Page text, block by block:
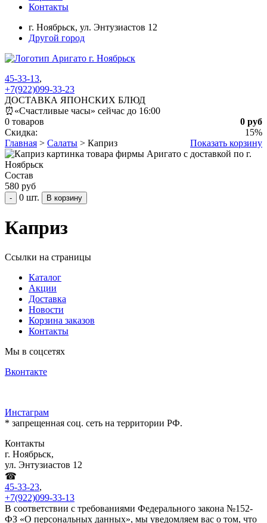
Контакты
г. Ноябрьск, ул. Энтузиастов 12
Другой город
45-33-13,
+7(922)099-33-23
ДОСТАВКА ЯПОНСКИХ БЛЮД
⏰ «Счастливые часы» сейчас до 16:00
0 руб
0 товаров
Скидка:
15%
Показать корзину
Главная > Салаты > Каприз
Состав
580 руб
- 0 шт.
Каприз
Ссылки на страницы
Каталог
Акции
Доставка
Новости
Корзина заказов
Контакты
Мы в соцсетях
Вконтакте
Инстаграм
* запрещенная соц. сеть на территории РФ.
Контакты
г. Ноябрьск,
ул. Энтузиастов 12
☎
45-33-23,
+7(922)099-33-13
В соответствии с требованиями Федерального закона №152-
ФЗ «О персональных данных», мы уведомляем вас о том, что